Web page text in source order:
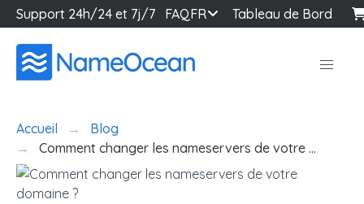
Support 24h/24 et 7j/7 FAQFR Tableau de Bord
Accueil
Blog
Comment changer les nameservers de votre …